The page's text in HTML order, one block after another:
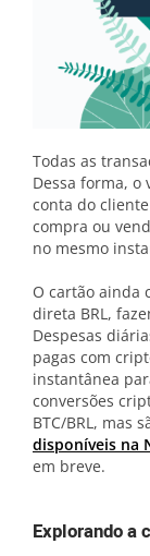
Todas as
Dessa forma,
conta do
compra ou
no mesmo
O cartão ainda
direta BRL,
Despesas
pagas com
instantânea
conversões
BTC/BRL, mas
disponíveis na
em breve.
Explorando a